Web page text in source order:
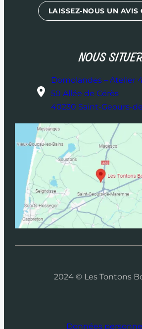
LAISSEZ-NOUS UN AVIS
NOUS
Domolandes – Atelier
50 Allée de Cérès
40230 Saint-Geours-
2024 © Les Tontons
Données